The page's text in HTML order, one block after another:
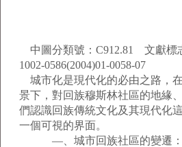
中圖分類號：C912.81 文獻標
1002-0586(2004)01-0058-07
城市化是現代化的必由之路，
景下，對回族穆斯林社區的地緣
們認識回族傳統文化及其現代化
一個可視的界面。
—、城市回族社區的變遷：